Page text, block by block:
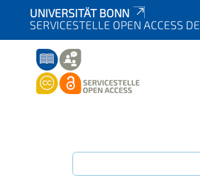
UNIVERSITÄT BONN
SERVICESTELLE OPEN ACCESS DE